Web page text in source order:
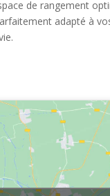
de rangement
adapté à